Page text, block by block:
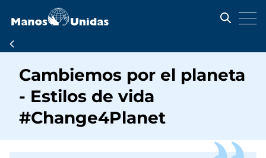
contenido
principal
Ruta
de
navegación
Cambiemos por el planeta
- Estilos de vida
#Change4Planet